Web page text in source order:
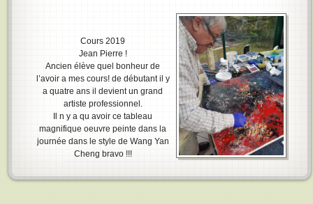
Cours 2019
Jean Pierre !
Ancien élève quel bonheur de
l’avoir a mes cours! de débutant il y
a quatre ans il devient un grand
artiste professionnel.
Il n y a qu avoir ce tableau
magnifique oeuvre peinte dans la
journée dans le style de Wang Yan
Cheng bravo !!!